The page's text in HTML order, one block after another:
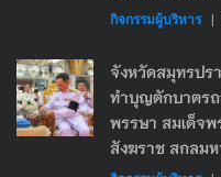
กิจกรรมผู้บริหาร |
จังหวัดสมุทรปร
ทำบุญตักบาตร
พรรษา สมเด็จ
สังฆราช สกลม